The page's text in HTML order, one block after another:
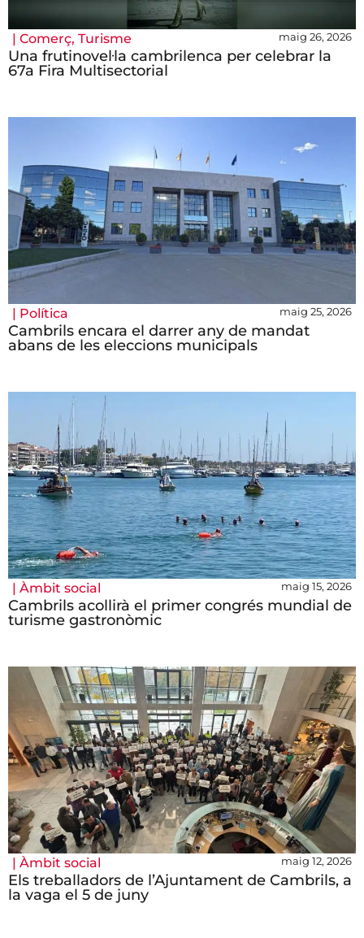
| Comerç, Turisme maig 26, 2026
Una frutinovel·la cambrilenca per celebrar la
67a Fira Multisectorial
| Política maig 25, 2026
Cambrils encara el darrer any de mandat
abans de les eleccions municipals
| Àmbit social maig 15, 2026
Cambrils acollirà el primer congrés mundial de
turisme gastronòmic
| Àmbit social maig 12, 2026
Els treballadors de l’Ajuntament de Cambrils, a
la vaga el 5 de juny